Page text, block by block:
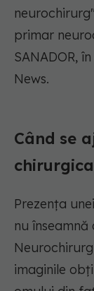
primar
SANADOR,
News.
Când se
Prezența
nu
imaginile